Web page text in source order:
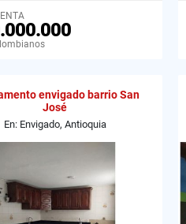
envigado barrio San
José
En: Envigado, Antioquia